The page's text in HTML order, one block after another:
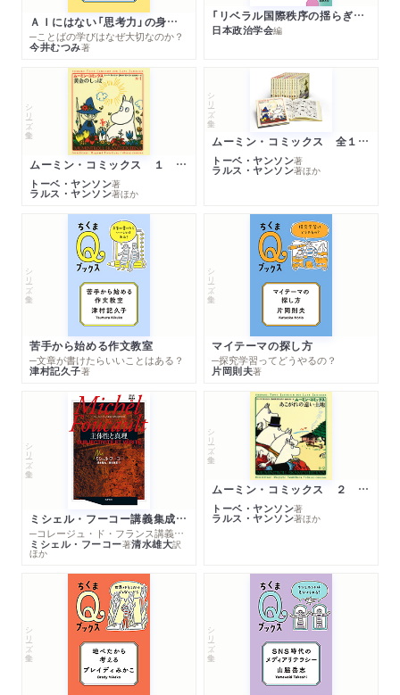
百年前の世界と百年後の世界）
我が見たる耶蘇教會の諸先生（山路愛山）
日本基督教史要より（比屋根安定）
「近代」日本の成立とキリスト教（隅谷三喜男）
解題（武田清子）
年譜（武田清子・小澤浩・岡田典夫編）
參考文獻（武田清子・小澤浩・岡田典夫編）
ＡＩにはない「思考力」の身につけ方
─ことばの学びはなぜ大切なのか？
今井むつみ著
「リベラル国際秩序の揺らぎ」再考 年報政治学２０２６‐Ⅰ
日本政治学会編
シリーズ・全集
ムーミン・コミックス １ 黄金のしっぽ
トーベ・ヤンソン著
ラルス・ヤンソン著ほか
シリーズ・全集
ムーミン・コミックス 全１４巻セット
トーベ・ヤンソン著
ラルス・ヤンソン著ほか
シリーズ・全集
苦手から始める作文教室
─文章が書けたらいいことはある？
津村記久子著
シリーズ・全集
マイテーマの探し方
─探究学習ってどうやるの？
片岡則夫著
シリーズ・全集
ミシェル・フーコー講義集成１０ 主体性と真理
─コレージュ・ド・フランス講義１９８０－１９８１年度
ミシェル・フーコー著清水雄大訳
ほか
シリーズ・全集
ムーミン・コミックス ２ あこがれの遠い土地
トーベ・ヤンソン著
ラルス・ヤンソン著ほか
シリーズ・全集 シリーズ・全集